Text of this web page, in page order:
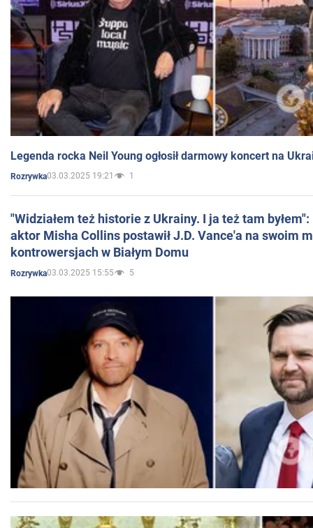
Legenda rocka Neil Young ogłosił darmowy koncert na
Rozrywka03.03.2025 19:21 1
"Widziałem też historie z Ukrainy. I ja też tam
aktor Misha Collins postawił J.D. Vance'a na swoim
kontrowersjach w Białym Domu
Rozrywka03.03.2025 15:55 5